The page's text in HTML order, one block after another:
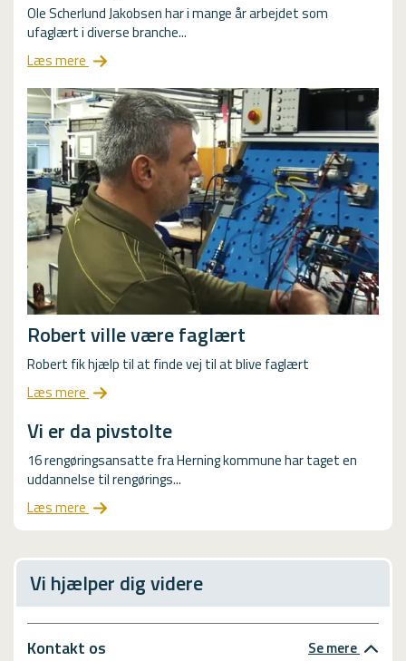
Ole Scherlund Jakobsen har i mange år arbejdet som
ufaglært i diverse branche...
Læs mere
Robert ville være faglært
Robert fik hjælp til at finde vej til at blive faglært
Læs mere
Vi er da pivstolte
16 rengøringsansatte fra Herning kommune har taget en
uddannelse til rengørings...
Læs mere
Vi hjælper dig videre
Kontakt os Se mere